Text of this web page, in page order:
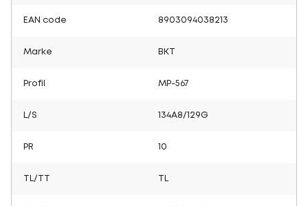
EAN code 8903094038213
Marke BKT
Profil MP-567
L/S 134A8/129G
PR 10
TL/TT